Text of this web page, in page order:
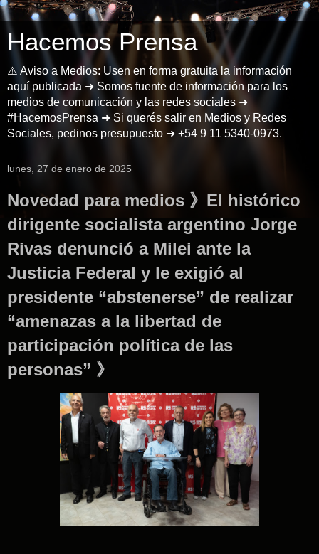
Hacemos Prensa
⚠️ Aviso a Medios: Usen en forma gratuita la información
aquí publicada ➜ Somos fuente de información para los
medios de comunicación y las redes sociales ➜
#HacemosPrensa ➜ Si querés salir en Medios y Redes
Sociales, pedinos presupuesto ➜ +54 9 11 5340-0973.
lunes, 27 de enero de 2025
Novedad para medios 》El histórico
dirigente socialista argentino Jorge
Rivas denunció a Milei ante la
Justicia Federal y le exigió al
presidente “abstenerse” de realizar
“amenazas a la libertad de
participación política de las
personas” 》